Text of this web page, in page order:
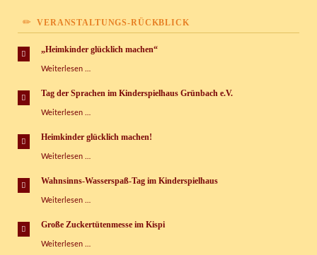
VERANSTALTUNGS-RÜCKBLICK
„Heimkinder glücklich machen“
Weiterlesen …
machen“
Tag der Sprachen im Kinderspielhaus Grünbach e.V.
Weiterlesen …
Sprachen
Kinderspielhaus
e.V.
Heimkinder glücklich machen!
Weiterlesen …
machen!
Wahnsinns-Wasserspaß-Tag im Kinderspielhaus
Weiterlesen …
Tag
Kinderspielhaus
Große Zuckertütenmesse im Kispi
Weiterlesen …